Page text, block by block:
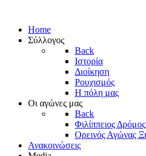
Home
Σύλλογος
Back
Ιστορία
Διοίκηση
Ρουχισμός
Η πόλη μας
Οι αγώνες μας
Back
Φιλίππειος Δρόμος
Ορεινός Αγώνας
Ανακοινώσεις